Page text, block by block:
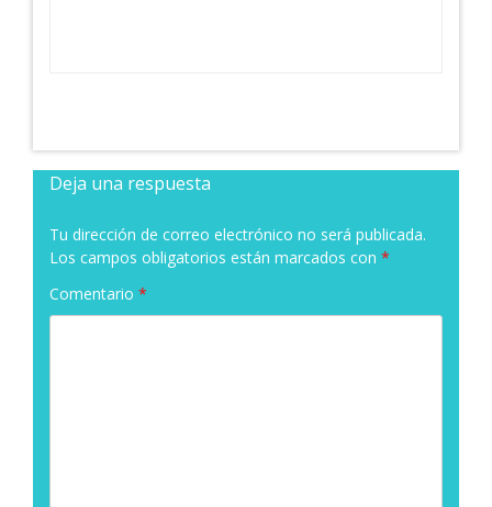
Deja una respuesta
Tu dirección de correo electrónico no será publicada.
Los campos obligatorios están marcados con *
Comentario *